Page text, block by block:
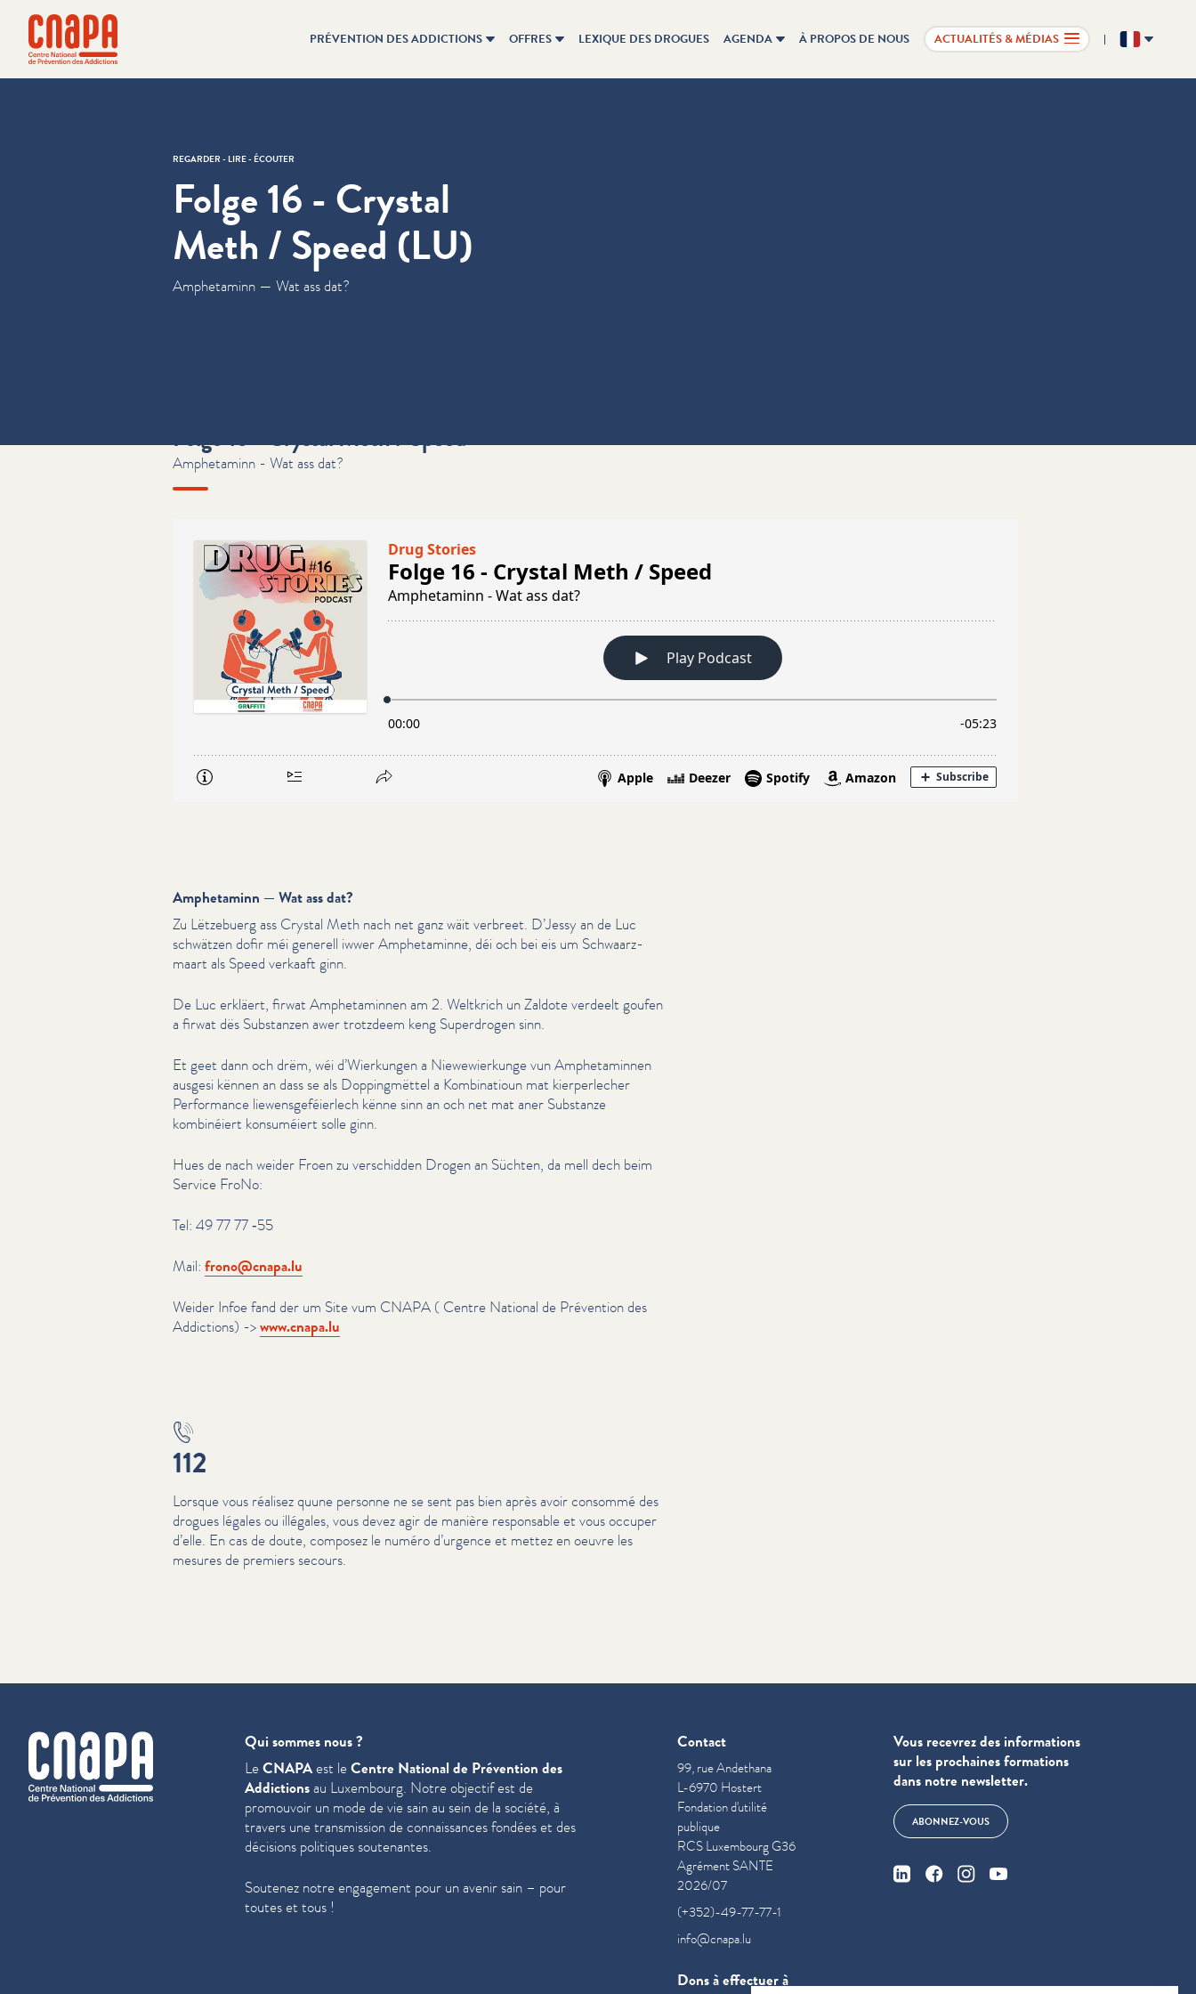
Passer directement au contenu
cnapa
PRÉVENTION DES ADDICTIONS OFFRES LEXIQUE DES DROGUES AGENDA À PROPOS DE NOUS ACTUALITÉS & MÉDIAS FR
REGARDER - LIRE - ÉCOUTER
Folge 16 - Crystal
Meth / Speed (LU)
Amphetaminn — Wat ass dat?
Folge 16 - Crystal Meth / Speed
Amphetaminn - Wat ass dat?
Amphetaminn — Wat ass dat?
Zu Lëtzebuerg ass Crystal Meth nach net ganz wäit verbreet. D’Jessy an de Luc
schwätzen dofir méi generell iwwer Amphet­a­minne, déi och bei eis um Schwaarz­
maart als Speed verkaaft ginn.
De Luc erkläert, firwat Amphet­a­min­nen am 2. Weltkrich un Zaldote verdeelt goufen
a firwat dës Substanzen awer trotzdeem keng Superdrogen sinn.
Et geet dann och drëm, wéi d’Wierkungen a Niewewierkunge vun Amphet­a­min­nen
ausgesi kënnen an dass se als Dopping­mët­tel a Kom­bi­na­tioun mat kier­per­lech­er
Performance liewens­ge­féier­lech kënne sinn an och net mat aner Substanze
kombinéiert konsuméiert solle ginn.
Hues de nach weider Froen zu verschidden Drogen an Süchten, da mell dech beim
Service FroNo:
Tel: 49 77 77 ‑55
Mail: frono@​cnapa.​lu
Weider Infoe fand der um Site vum CNAPA ( Centre National de Prévention des
Addictions) ->www​.cnapa​.lu
112
Lorsque vous réalisez quune personne ne se sent pas bien après avoir consommé des
drogues légales ou illégales, vous devez agir de manière responsable et vous occuper
d’elle. En cas de doute, composez le numéro d’urgence et mettez en oeuvre les
mesures de premiers secours.
cnapa
Qui sommes nous ?
LeCNAPAest leCentre National de Prévention des
Addictionsau Luxembourg. Notre objectif est de
promouvoir un mode de vie sain au sein de la société, à
travers une trans­mis­sion de con­nais­sances fondées et des
décisions politiques soutenantes.
Soutenez notre engagement pour un avenir sain – pour
toutes et tous !
Contact
99, rue Andethana
L-6970 Hostert
Fondation d'utilité
publique
RCS Luxembourg G36
Agrément SANTE
2026/07
(+352)-49-77-77-1
info@cnapa.lu
Dons à effectuer à
Vous recevrez des informations
sur les prochaines formations
dans notre newsletter.
ABONNEZ-VOUS
Panneau de gestion des cookies